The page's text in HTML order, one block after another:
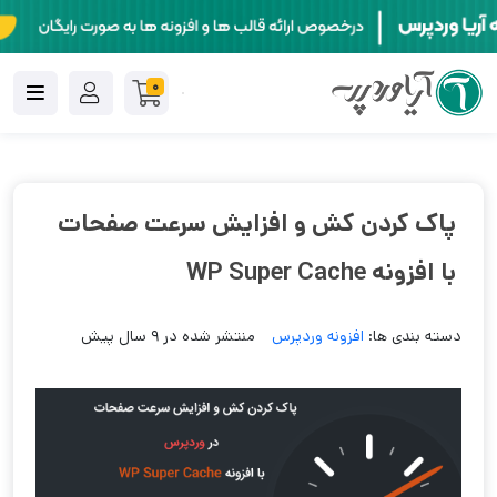
0
پاک کردن کش و افزایش سرعت صفحات
با افزونه WP Super Cache
دسته بندی ها: افزونه وردپرس منتشر شده در 9 سال پیش